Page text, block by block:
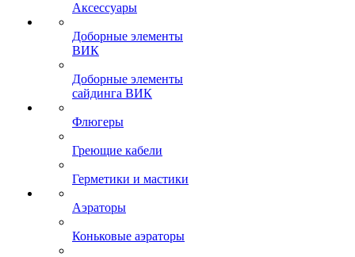
Аксессуары
Доборные элементы
ВИК
Доборные элементы
сайдинга ВИК
Флюгеры
Греющие кабели
Герметики и мастики
Аэраторы
Коньковые аэраторы